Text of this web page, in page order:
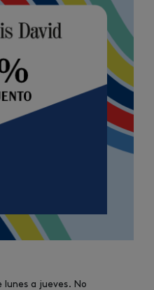
lunes a jueves. No